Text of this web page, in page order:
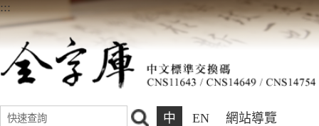
:::
中 EN 網站導覽